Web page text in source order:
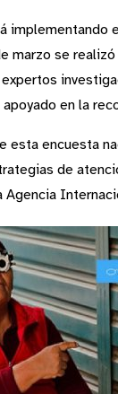
implementando
marzo se
en la
esta encuesta
de
Agencia